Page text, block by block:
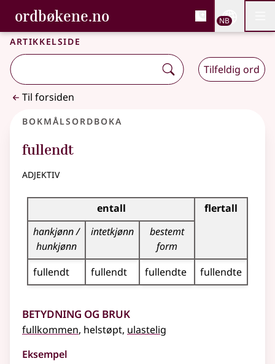
Gå til hovedinnhold
Tilgjengelighet
ordbøkene.no, Bokmålsordboka og
Bokmålsordboka og Nynorskordboka
NB
Artikkelside
Tilfeldig ord
Til forsiden
Bokmålsordboka
fullendt
adjektiv
Bøyingstabell for dette adjektivet
entall
flertall
hankjønn /
hunkjønn
intetkjønn
bestemt
form
fullendt
fullendt fullendte fullendte
Betydning og bruk
fullkommen, helstøpt, ulastelig
Eksempel